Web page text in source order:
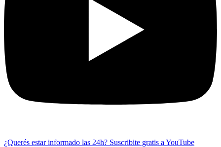
¿Querés estar informado las 24h? Suscribite gratis a YouTube